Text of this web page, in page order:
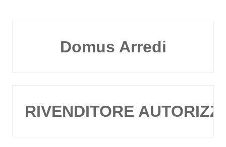
Domus Arredi
RIVENDITORE